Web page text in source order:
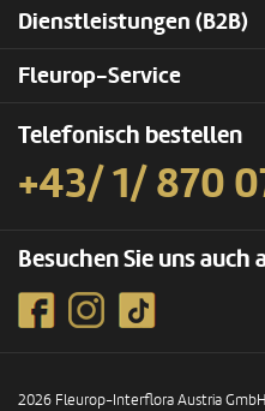
Dienstleistungen (B2B)
Fleurop-Service
Telefonisch bestellen
+43/ 1/ 870
Besuchen Sie uns auch
2026 Fleurop-Interflora Austria